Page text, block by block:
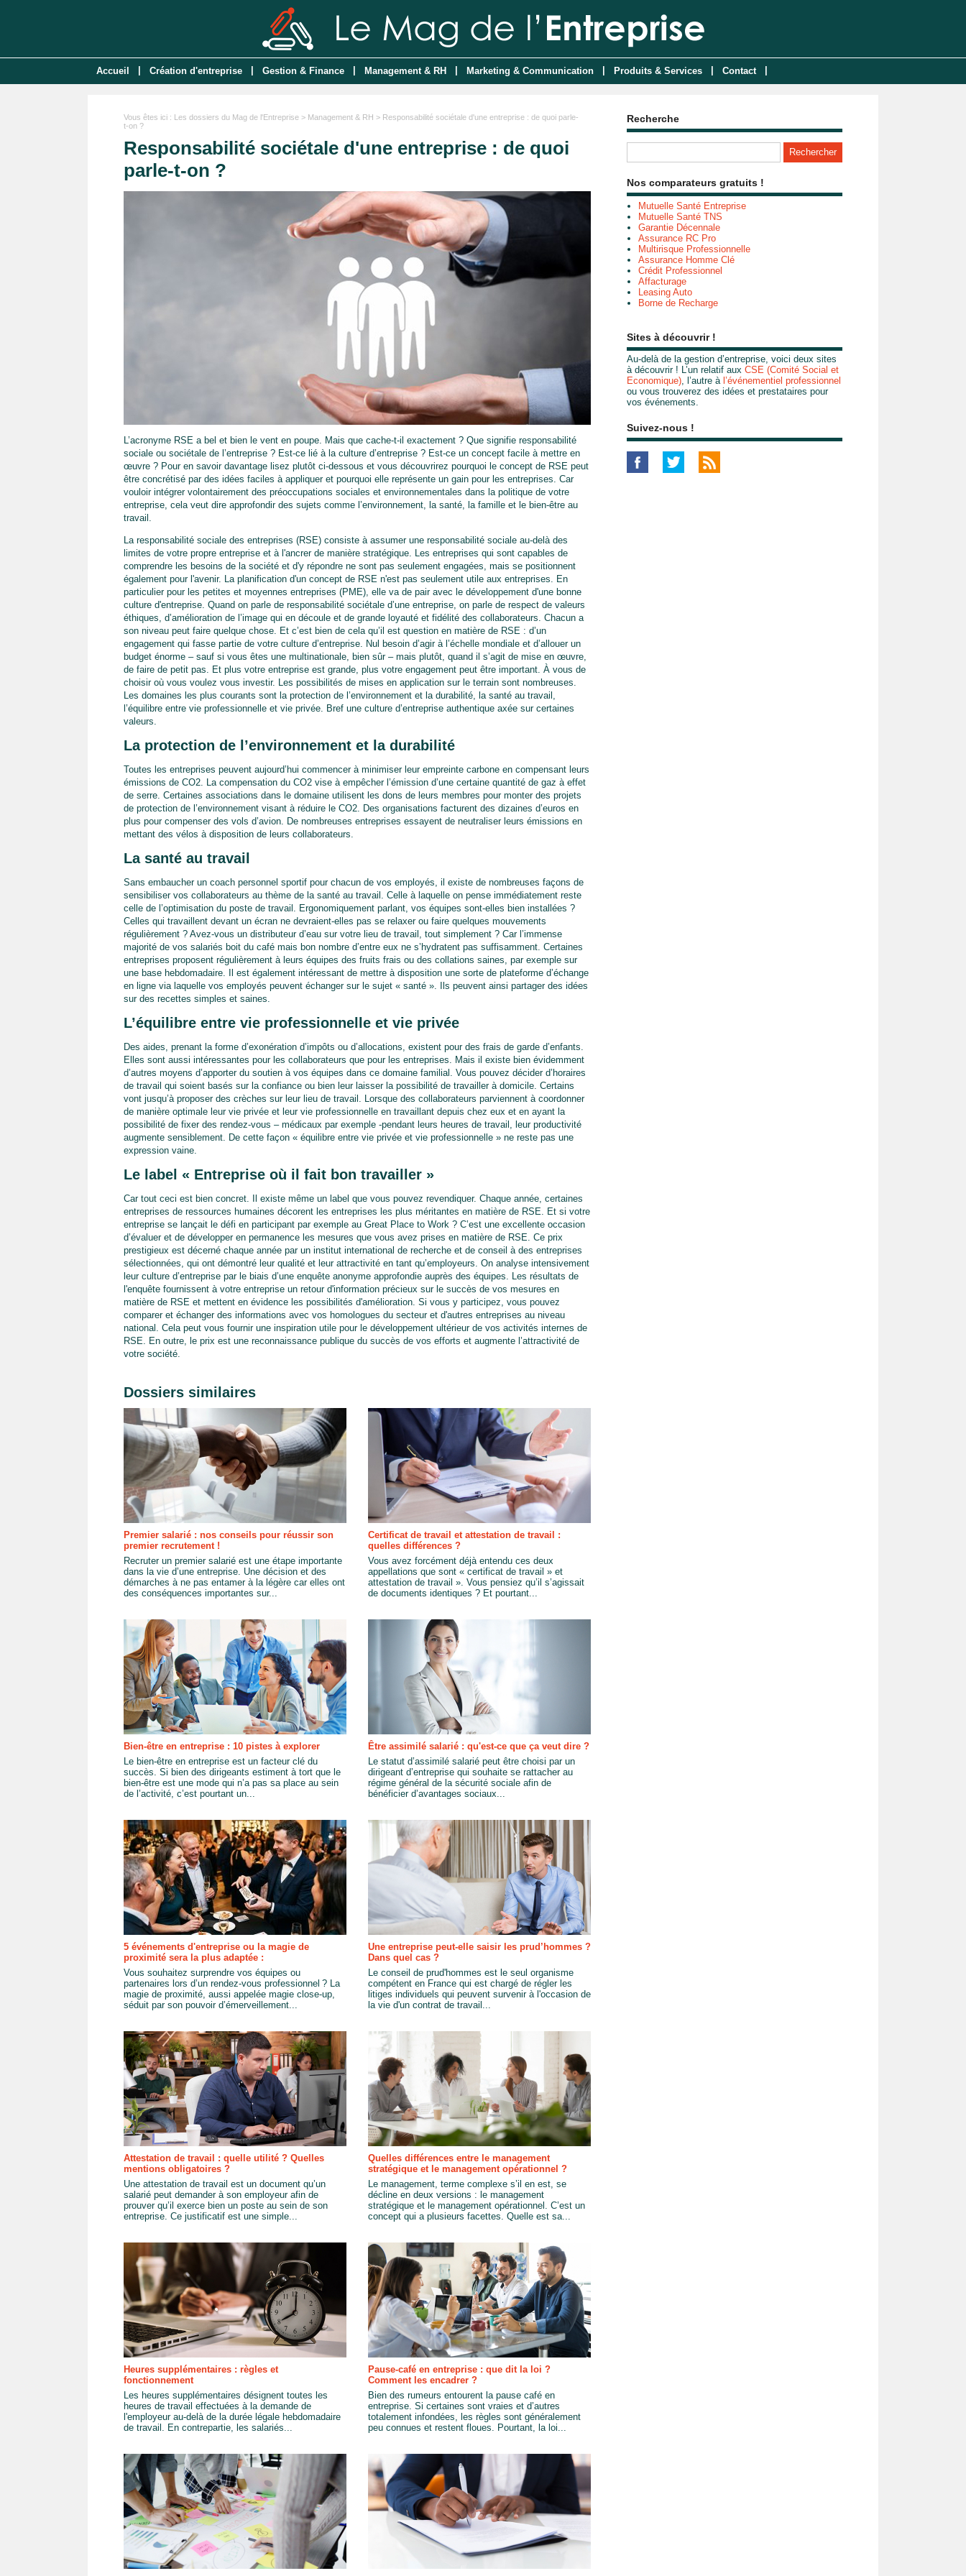
Accueil Création d'entreprise Gestion & Finance Management & RH Marketing & Communication Produits & Services Contact
Vous êtes ici : Les dossiers du Mag de l'Entreprise > Management & RH > Responsabilité sociétale d'une entreprise : de quoi parle-
t-on ?
Responsabilité sociétale d'une entreprise : de quoi
parle-t-on ?
L’acronyme RSE a bel et bien le vent en poupe. Mais que cache-t-il exactement ? Que signifie responsabilité
sociale ou sociétale de l’entreprise ? Est-ce lié à la culture d’entreprise ? Est-ce un concept facile à mettre en
œuvre ? Pour en savoir davantage lisez plutôt ci-dessous et vous découvrirez pourquoi le concept de RSE peut
être concrétisé par des idées faciles à appliquer et pourquoi elle représente un gain pour les entreprises. Car
vouloir intégrer volontairement des préoccupations sociales et environnementales dans la politique de votre
entreprise, cela veut dire approfondir des sujets comme l’environnement, la santé, la famille et le bien-être au
travail.
La responsabilité sociale des entreprises (RSE) consiste à assumer une responsabilité sociale au-delà des
limites de votre propre entreprise et à l'ancrer de manière stratégique. Les entreprises qui sont capables de
comprendre les besoins de la société et d'y répondre ne sont pas seulement engagées, mais se positionnent
également pour l'avenir. La planification d'un concept de RSE n'est pas seulement utile aux entreprises. En
particulier pour les petites et moyennes entreprises (PME), elle va de pair avec le développement d'une bonne
culture d'entreprise. Quand on parle de responsabilité sociétale d’une entreprise, on parle de respect de valeurs
éthiques, d’amélioration de l’image qui en découle et de grande loyauté et fidélité des collaborateurs. Chacun a
son niveau peut faire quelque chose. Et c’est bien de cela qu’il est question en matière de RSE : d’un
engagement qui fasse partie de votre culture d’entreprise. Nul besoin d’agir à l’échelle mondiale et d’allouer un
budget énorme – sauf si vous êtes une multinationale, bien sûr – mais plutôt, quand il s’agit de mise en œuvre,
de faire de petit pas. Et plus votre entreprise est grande, plus votre engagement peut être important. À vous de
choisir où vous voulez vous investir. Les possibilités de mises en application sur le terrain sont nombreuses.
Les domaines les plus courants sont la protection de l’environnement et la durabilité, la santé au travail,
l’équilibre entre vie professionnelle et vie privée. Bref une culture d’entreprise authentique axée sur certaines
valeurs.
La protection de l’environnement et la durabilité
Toutes les entreprises peuvent aujourd’hui commencer à minimiser leur empreinte carbone en compensant leurs
émissions de CO2. La compensation du CO2 vise à empêcher l’émission d’une certaine quantité de gaz à effet
de serre. Certaines associations dans le domaine utilisent les dons de leurs membres pour monter des projets
de protection de l’environnement visant à réduire le CO2. Des organisations facturent des dizaines d’euros en
plus pour compenser des vols d’avion. De nombreuses entreprises essayent de neutraliser leurs émissions en
mettant des vélos à disposition de leurs collaborateurs.
La santé au travail
Sans embaucher un coach personnel sportif pour chacun de vos employés, il existe de nombreuses façons de
sensibiliser vos collaborateurs au thème de la santé au travail. Celle à laquelle on pense immédiatement reste
celle de l’optimisation du poste de travail. Ergonomiquement parlant, vos équipes sont-elles bien installées ?
Celles qui travaillent devant un écran ne devraient-elles pas se relaxer ou faire quelques mouvements
régulièrement ? Avez-vous un distributeur d’eau sur votre lieu de travail, tout simplement ? Car l’immense
majorité de vos salariés boit du café mais bon nombre d’entre eux ne s’hydratent pas suffisamment. Certaines
entreprises proposent régulièrement à leurs équipes des fruits frais ou des collations saines, par exemple sur
une base hebdomadaire. Il est également intéressant de mettre à disposition une sorte de plateforme d’échange
en ligne via laquelle vos employés peuvent échanger sur le sujet « santé ». Ils peuvent ainsi partager des idées
sur des recettes simples et saines.
L’équilibre entre vie professionnelle et vie privée
Des aides, prenant la forme d’exonération d’impôts ou d’allocations, existent pour des frais de garde d’enfants.
Elles sont aussi intéressantes pour les collaborateurs que pour les entreprises. Mais il existe bien évidemment
d’autres moyens d’apporter du soutien à vos équipes dans ce domaine familial. Vous pouvez décider d’horaires
de travail qui soient basés sur la confiance ou bien leur laisser la possibilité de travailler à domicile. Certains
vont jusqu’à proposer des crèches sur leur lieu de travail. Lorsque des collaborateurs parviennent à coordonner
de manière optimale leur vie privée et leur vie professionnelle en travaillant depuis chez eux et en ayant la
possibilité de fixer des rendez-vous – médicaux par exemple -pendant leurs heures de travail, leur productivité
augmente sensiblement. De cette façon « équilibre entre vie privée et vie professionnelle » ne reste pas une
expression vaine.
Le label « Entreprise où il fait bon travailler »
Car tout ceci est bien concret. Il existe même un label que vous pouvez revendiquer. Chaque année, certaines
entreprises de ressources humaines décorent les entreprises les plus méritantes en matière de RSE. Et si votre
entreprise se lançait le défi en participant par exemple au Great Place to Work ? C’est une excellente occasion
d’évaluer et de développer en permanence les mesures que vous avez prises en matière de RSE. Ce prix
prestigieux est décerné chaque année par un institut international de recherche et de conseil à des entreprises
sélectionnées, qui ont démontré leur qualité et leur attractivité en tant qu’employeurs. On analyse intensivement
leur culture d’entreprise par le biais d’une enquête anonyme approfondie auprès des équipes. Les résultats de
l'enquête fournissent à votre entreprise un retour d'information précieux sur le succès de vos mesures en
matière de RSE et mettent en évidence les possibilités d'amélioration. Si vous y participez, vous pouvez
comparer et échanger des informations avec vos homologues du secteur et d'autres entreprises au niveau
national. Cela peut vous fournir une inspiration utile pour le développement ultérieur de vos activités internes de
RSE. En outre, le prix est une reconnaissance publique du succès de vos efforts et augmente l’attractivité de
votre société.
Dossiers similaires
Premier salarié : nos conseils pour réussir son
premier recrutement !
Recruter un premier salarié est une étape importante
dans la vie d’une entreprise. Une décision et des
démarches à ne pas entamer à la légère car elles ont
des conséquences importantes sur...
Certificat de travail et attestation de travail :
quelles différences ?
Vous avez forcément déjà entendu ces deux
appellations que sont « certificat de travail » et
attestation de travail ». Vous pensiez qu’il s’agissait
de documents identiques ? Et pourtant...
Bien-être en entreprise : 10 pistes à explorer
Le bien-être en entreprise est un facteur clé du
succès. Si bien des dirigeants estiment à tort que le
bien-être est une mode qui n’a pas sa place au sein
de l’activité, c’est pourtant un...
Être assimilé salarié : qu'est-ce que ça veut dire ?
Le statut d’assimilé salarié peut être choisi par un
dirigeant d’entreprise qui souhaite se rattacher au
régime général de la sécurité sociale afin de
bénéficier d’avantages sociaux...
5 événements d'entreprise ou la magie de
proximité sera la plus adaptée :
Vous souhaitez surprendre vos équipes ou
partenaires lors d’un rendez-vous professionnel ? La
magie de proximité, aussi appelée magie close-up,
séduit par son pouvoir d’émerveillement...
Une entreprise peut-elle saisir les prud’hommes ?
Dans quel cas ?
Le conseil de prud'hommes est le seul organisme
compétent en France qui est chargé de régler les
litiges individuels qui peuvent survenir à l'occasion de
la vie d'un contrat de travail...
Attestation de travail : quelle utilité ? Quelles
mentions obligatoires ?
Une attestation de travail est un document qu’un
salarié peut demander à son employeur afin de
prouver qu’il exerce bien un poste au sein de son
entreprise. Ce justificatif est une simple...
Quelles différences entre le management
stratégique et le management opérationnel ?
Le management, terme complexe s’il en est, se
décline en deux versions : le management
stratégique et le management opérationnel. C’est un
concept qui a plusieurs facettes. Quelle est sa...
Heures supplémentaires : règles et
fonctionnement
Les heures supplémentaires désignent toutes les
heures de travail effectuées à la demande de
l'employeur au-delà de la durée légale hebdomadaire
de travail. En contrepartie, les salariés...
Pause-café en entreprise : que dit la loi ?
Comment les encadrer ?
Bien des rumeurs entourent la pause café en
entreprise. Si certaines sont vraies et d’autres
totalement infondées, les règles sont généralement
peu connues et restent floues. Pourtant, la loi...
Recherche
Nos comparateurs gratuits !
Mutuelle Santé Entreprise
Mutuelle Santé TNS
Garantie Décennale
Assurance RC Pro
Multirisque Professionnelle
Assurance Homme Clé
Crédit Professionnel
Affacturage
Leasing Auto
Borne de Recharge
Sites à découvrir !
Au-delà de la gestion d’entreprise, voici deux sites
à découvrir ! L’un relatif aux CSE (Comité Social et
Economique), l’autre à l’événementiel professionnel
ou vous trouverez des idées et prestataires pour
vos événements.
Suivez-nous !